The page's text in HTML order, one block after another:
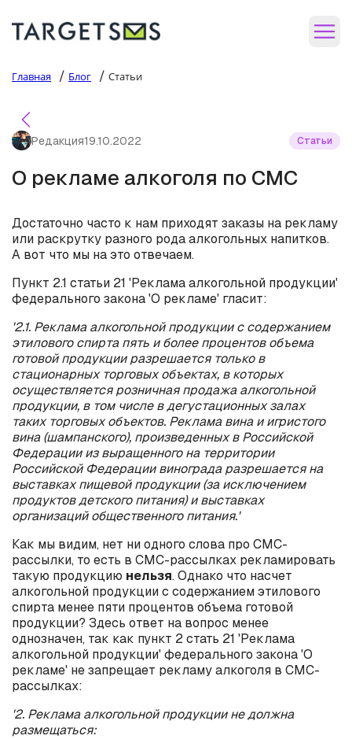
Главная / Блог / Статьи
Редакция19.10.2022 Статьи
О рекламе алкоголя по СМС
Достаточно часто к нам приходят заказы на рекламу
или раскрутку разного рода алкогольных напитков.
А вот что мы на это отвечаем.
Пункт 2.1 статьи 21 'Реклама алкогольной продукции'
федерального закона 'О рекламе' гласит:
'2.1. Реклама алкогольной продукции с содержанием
этилового спирта пять и более процентов объема
готовой продукции разрешается только в
стационарных торговых объектах, в которых
осуществляется розничная продажа алкогольной
продукции, в том числе в дегустационных залах
таких торговых объектов. Реклама вина и игристого
вина (шампанского), произведенных в Российской
Федерации из выращенного на территории
Российской Федерации винограда разрешается на
выставках пищевой продукции (за исключением
продуктов детского питания) и выставках
организаций общественного питания.'
Как мы видим, нет ни одного слова про СМС-
рассылки, то есть в СМС-рассылках рекламировать
такую продукцию нельзя. Однако что насчет
алкогольной продукции с содержанием этилового
спирта менее пяти процентов объема готовой
продукции? Здесь ответ на вопрос менее
однозначен, так как пункт 2 стать 21 'Реклама
алкогольной продукции' федерального закона 'О
рекламе' не запрещает рекламу алкоголя в СМС-
рассылках:
'2. Реклама алкогольной продукции не должна
размещаться: